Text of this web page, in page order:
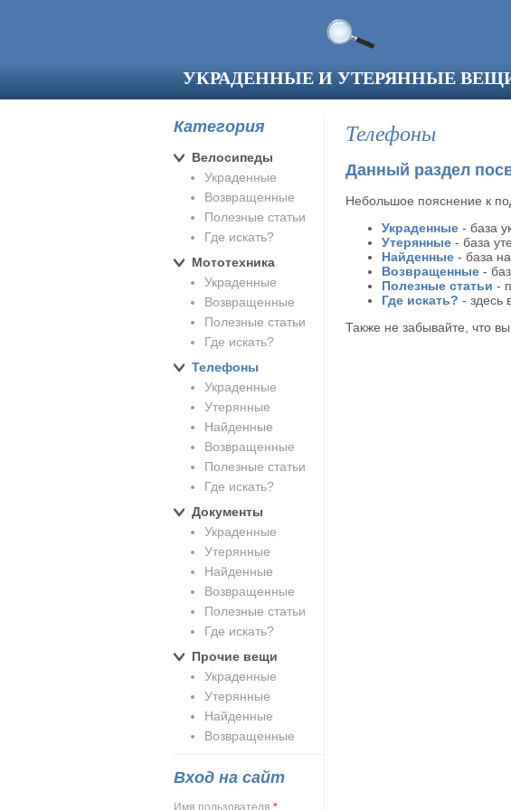
УКРАДЕННЫЕ И УТЕРЯННЫЕ
Телефоны
Данный раздел
Небольшое пояснение к
Украденные - база
Утерянные - база
Найденные - база
Возвращенные -
Полезные статьи -
Где искать? - здесь
Также не забывайте, что
Категория
Велосипеды
Украденные
Возвращенные
Полезные статьи
Где искать?
Мототехника
Украденные
Возвращенные
Полезные статьи
Где искать?
Телефоны
Украденные
Утерянные
Найденные
Возвращенные
Полезные статьи
Где искать?
Документы
Украденные
Утерянные
Найденные
Возвращенные
Полезные статьи
Где искать?
Прочие вещи
Украденные
Утерянные
Найденные
Возвращенные
Вход на сайт
Имя пользователя *